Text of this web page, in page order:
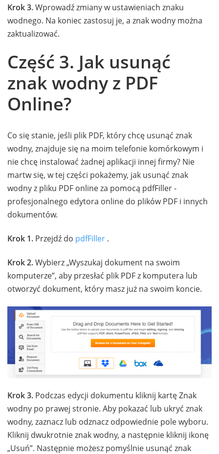
Krok 3.Wprowadź zmiany w ustawieniach znaku
wodnego. Na koniec zastosuj je, a znak wodny można
zaktualizować.
Część 3. Jak usunąć
znak wodny z PDF
Online?
Co się stanie, jeśli plik PDF, który chcę usunąć znak
wodny, znajduje się na moim telefonie komórkowym i
nie chcę instalować żadnej aplikacji innej firmy? Nie
martw się, w tej części pokażemy, jak usunąć znak
wodny z pliku PDF online za pomocą pdfFiller -
profesjonalnego edytora online do plików PDF i innych
dokumentów.
Krok 1. Przejdź do pdfFiller .
Krok 2.Wybierz „Wyszukaj dokument na swoim
komputerze”, aby przesłać plik PDF z komputera lub
otworzyć dokument, który masz już na swoim koncie.
Krok 3. Podczas edycji dokumentu kliknij kartę Znak
wodny po prawej stronie. Aby pokazać lub ukryć znak
wodny, zaznacz lub odznacz odpowiednie pole wyboru.
Kliknij dwukrotnie znak wodny, a następnie kliknij ikonę
„Usuń”. Następnie możesz pomyślnie usunąć znak